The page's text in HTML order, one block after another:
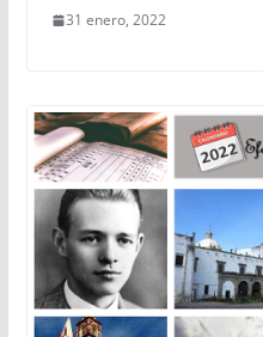
31 enero, 2022